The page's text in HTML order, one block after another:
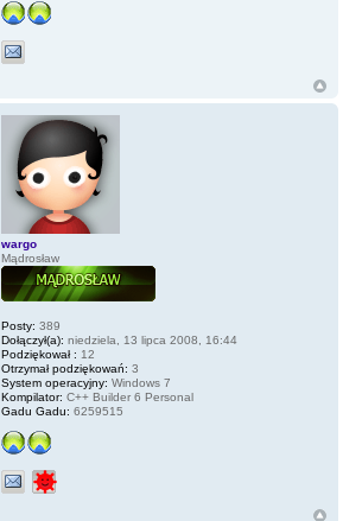
wargo
Mądrosław
Posty: 389
Dołączył(a): niedziela, 13 lipca 2008, 16:44
Podziękował : 12
Otrzymał podziękowań: 3
System operacyjny: Windows 7
Kompilator: C++ Builder 6 Personal
Gadu Gadu: 6259515